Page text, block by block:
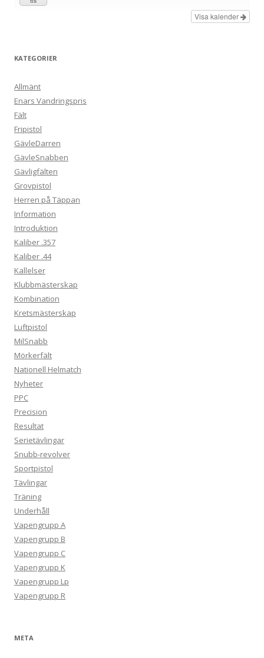
Visa kalender
KATEGORIER
Allmänt
Enars Vandringspris
Fält
Fripistol
GävleDarren
GävleSnabben
Gävligfälten
Grovpistol
Herren på Täppan
Information
Introduktion
Kaliber .357
Kaliber .44
Kallelser
Klubbmästerskap
Kombination
Kretsmästerskap
Luftpistol
MilSnabb
Mörkerfält
Nationell Helmatch
Nyheter
PPC
Precision
Resultat
Serietävlingar
Snubb-revolver
Sportpistol
Tävlingar
Träning
Underhåll
Vapengrupp A
Vapengrupp B
Vapengrupp C
Vapengrupp K
Vapengrupp Lp
Vapengrupp R
META